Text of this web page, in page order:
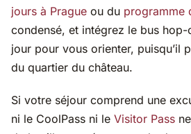
jours à Prague ou du programme
condensé, et intégrez le bus
jour pour vous orienter, puisqu’il
du quartier du château.
Si votre séjour comprend une
ni le CoolPass ni le Visitor Pass